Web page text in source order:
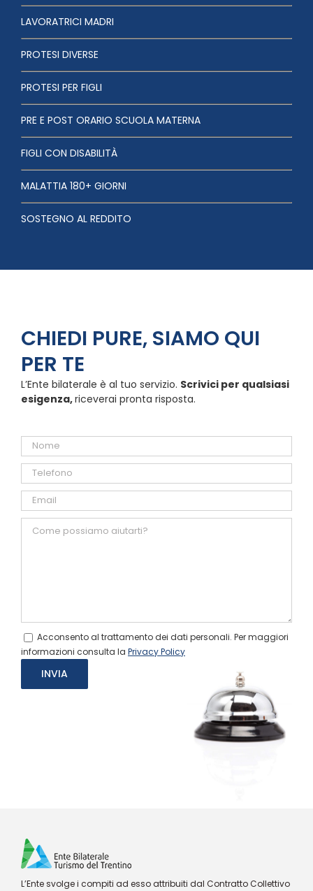
LAVORATRICI MADRI
PROTESI DIVERSE
PROTESI PER FIGLI
PRE E POST ORARIO SCUOLA MATERNA
FIGLI CON DISABILITÀ
MALATTIA 180+ GIORNI
SOSTEGNO AL REDDITO
CHIEDI PURE, SIAMO QUI
PER TE
L’Ente bilaterale è al tuo servizio. Scrivici per qualsiasi
esigenza,riceverai pronta risposta.
Acconsento al trattamento dei dati personali. Per maggiori
informazioni consulta la Privacy Policy
L’Ente svolge i compiti ad esso attribuiti dal Contratto Collettivo